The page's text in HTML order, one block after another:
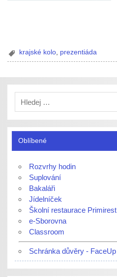
krajské kolo, prezentiáda
Oblíbené
Rozvrhy hodin
Suplování
Bakaláři
Jídelníček
Školní restaurace Primirest
e-Sborovna
Classroom
Schránka důvěry - FaceUp